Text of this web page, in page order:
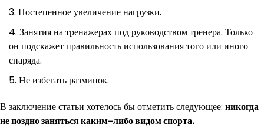
Постепенное увеличение нагрузки.
Занятия на тренажерах под руководством тренера. Только
он подскажет правильность использования того или иного
снаряда.
Не избегать разминок.
В заключение статьи хотелось бы отметить следующее: никогда
не поздно заняться каким-либо видом спорта.